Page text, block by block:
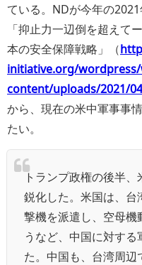
ている。NDが今年の
「抑止力一辺倒を超えて
本の安全保障戦略」（
initiative.org/
content/uploads/2021/
から、現在の米中軍事事
たい。
トランプ政権の後半
鋭化した。米国は、台
撃機を派遣し、空母
うなど、中国に対す
た。中国も、台湾周